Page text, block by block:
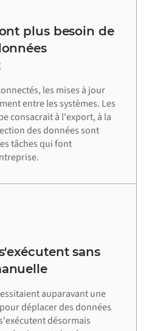
plus besoin de
les mises à jour
entre les systèmes. Les
consacrait à l'export, à la
des données sont
tâches qui font
sans
auparavant une
déplacer des données
désormais